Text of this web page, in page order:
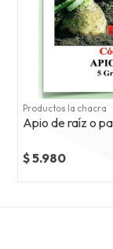
Productos la chacra
Apio de raíz o
$ 5.980